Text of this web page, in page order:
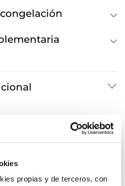
propias y de terceros, con